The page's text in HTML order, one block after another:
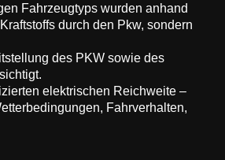
Fahrzeugtyps wurden anhand
durch den Pkw, sondern
des PKW sowie des
elektrischen Reichweite –
Fahrverhalten,